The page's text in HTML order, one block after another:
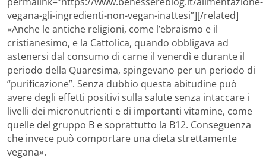
vegana-gli-ingredienti-non-vegan-inattesi”][/related]
«Anche le antiche religioni, come l’ebraismo e il
cristianesimo, e la Cattolica, quando obbligava ad
astenersi dal consumo di carne il venerdì e durante il
periodo della Quaresima, spingevano per un periodo di
“purificazione”. Senza dubbio questa abitudine può
avere degli effetti positivi sulla salute senza intaccare i
livelli dei micronutrienti e di importanti vitamine, come
quelle del gruppo B e soprattutto la B12. Conseguenza
che invece può comportare una dieta strettamente
vegana».